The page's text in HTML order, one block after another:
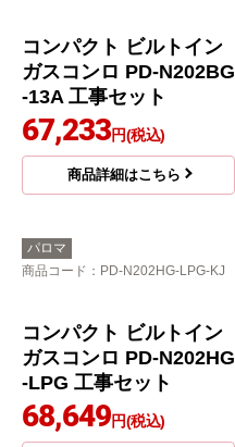
コンパクト ビルトイン
ガスコンロ PD-N202BG
-13A 工事セット
67,233円(税込)
商品詳細はこちら
パロマ
商品コード ：PD-N202HG-LPG-KJ
コンパクト ビルトイン
ガスコンロ PD-N202HG
-LPG 工事セット
68,649円(税込)